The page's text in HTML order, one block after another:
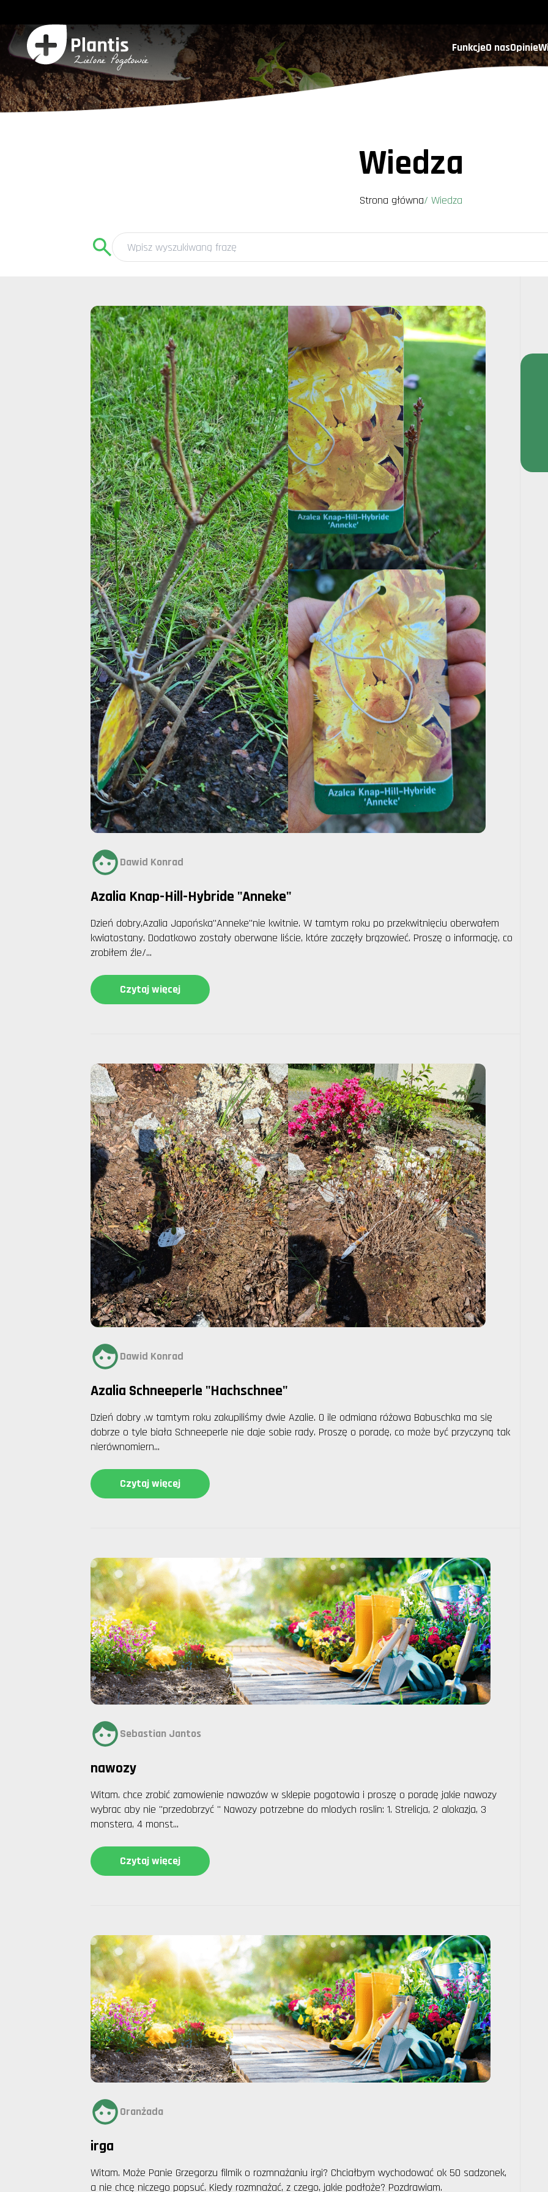
FunkcjeO nasOpinie
Wiedza
Strona główna/ Wiedza
Dawid Konrad
Azalia Knap-Hill-Hybride "Anneke"
Dzień dobry,Azalia Japońska"Anneke"nie kwitnie. W tamtym roku po przekwitnięciu oberwałem
kwiatostany. Dodatkowo zostały oberwane liście, które zaczęły brązowieć. Proszę o informację, co
zrobiłem źle/...
Czytaj więcej
Dawid Konrad
Azalia Schneeperle "Hachschnee"
Dzień dobry ,w tamtym roku zakupiliśmy dwie Azalie. O ile odmiana różowa Babuschka ma się
dobrze o tyle biała Schneeperle nie daje sobie rady. Proszę o poradę, co może być przyczyną tak
nierównomiern...
Czytaj więcej
Sebastian Jantos
nawozy
Witam. chce zrobić zamowienie nawozów w sklepie pogotowia i proszę o poradę jakie nawozy
wybrac aby nie "przedobrzyć " Nawozy potrzebne do mlodych roslin: 1. Strelicja, 2 alokazja, 3
monstera, 4 monst...
Czytaj więcej
Oranżada
irga
Witam. Może Panie Grzegorzu filmik o rozmnażaniu irgi? Chciałbym wychodować ok 50 sadzonek,
a nie chcę niczego popsuć. Kiedy rozmnażać, z czego, jakie podłoże? Pozdrawiam.